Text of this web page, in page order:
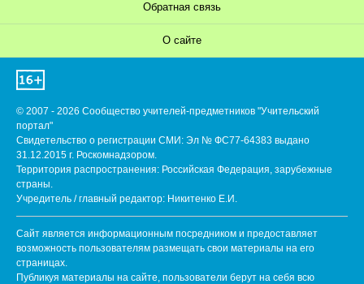
Обратная связь
О сайте
© 2007 - 2026 Сообщество учителей-предметников "Учительский
портал"
Свидетельство о регистрации СМИ: Эл № ФС77-64383 выдано
31.12.2015 г. Роскомнадзором.
Территория распространения: Российская Федерация, зарубежные
страны.
Учредитель / главный редактор: Никитенко Е.И.
Сайт является информационным посредником и предоставляет
возможность пользователям размещать свои материалы на его
страницах.
Публикуя материалы на сайте, пользователи берут на себя всю